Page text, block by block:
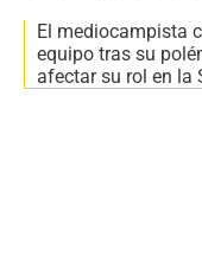
El mediocampista
equipo tras su
afectar su rol en la